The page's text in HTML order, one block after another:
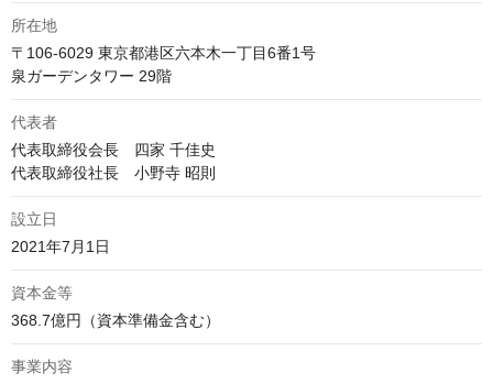
所在地
〒106-6029 東京都港区六本木一丁目6番1号
泉ガーデンタワー 29階
代表者
代表取締役会長　四家 千佳史
代表取締役社長　小野寺 昭則
設立日
2021年7月1日
資本金等
368.7億円（資本準備金含む）
事業内容